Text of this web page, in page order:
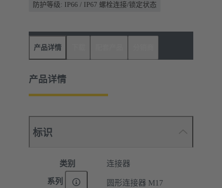
防护等级: IP66 / IP67 螺栓连接/锁定状态
产品详情
产品详情
标识
类别 连接器
系列 圆形连接器 M17